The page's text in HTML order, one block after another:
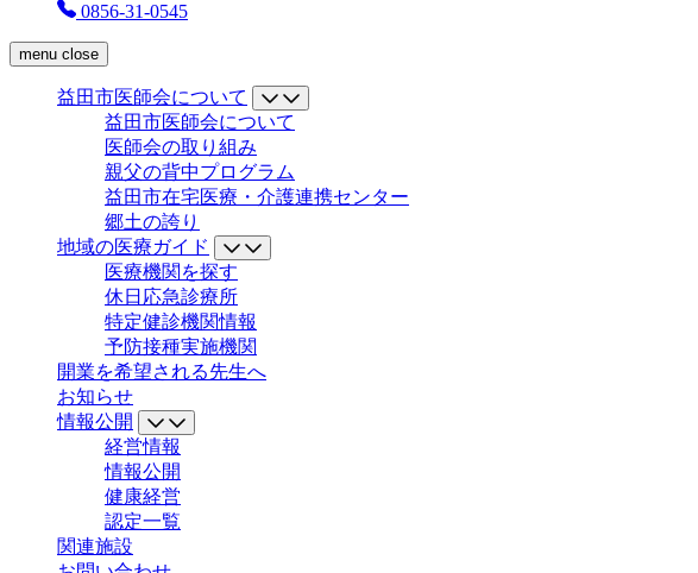
0856-31-0545
menu close
益田市医師会について
益田市医師会について
医師会の取り組み
親父の背中プログラム
益田市在宅医療・介護連携センター
郷土の誇り
地域の医療ガイド
医療機関を探す
休日応急診療所
特定健診機関情報
予防接種実施機関
開業を希望される先生へ
お知らせ
情報公開
経営情報
情報公開
健康経営
認定一覧
関連施設